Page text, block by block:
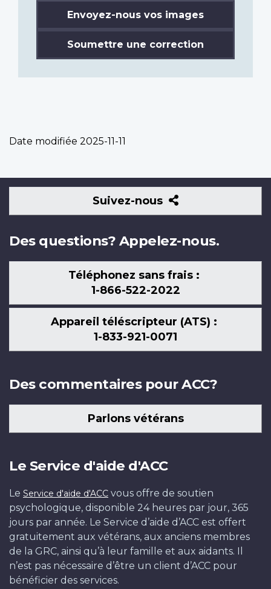
Envoyez-nous vos images
Soumettre une correction
Date modifiée 2025-11-11
Suivez-nous
Suivez-
nous
Des questions? Appelez-nous.
Téléphonez sans frais :
1-866-522-2022
Appareil téléscripteur (ATS) :
1-833-921-0071
Des commentaires pour ACC?
Parlons vétérans
Le Service d'aide d'ACC
Le Service d'aide d'ACC vous offre de soutien
psychologique, disponible 24 heures par jour, 365
jours par année. Le Service d’aide d’ACC est offert
gratuitement aux vétérans, aux anciens membres
de la GRC, ainsi qu’à leur famille et aux aidants. Il
n’est pas nécessaire d’être un client d’ACC pour
bénéficier des services.